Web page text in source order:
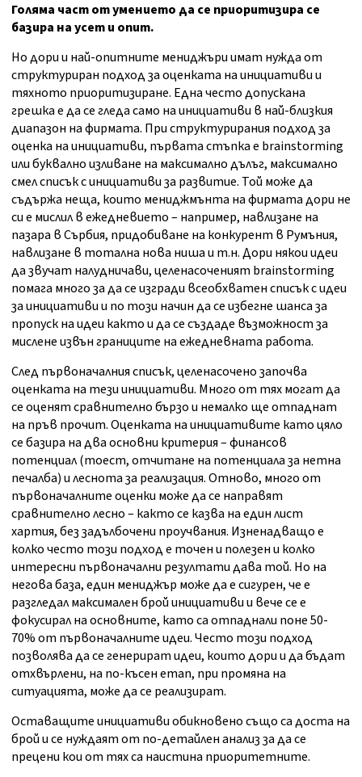
Голяма част от умението да се приоритизира се
базира на усет и опит.
Но дори и най-опитните мениджъри имат нужда от
структуриран подход за оценката на инициативи и
тяхното приоритизиране. Една често допускана
грешка е да се гледа само на инициативи в най-близкия
диапазон на фирмата. При структурирания подход за
оценка на инициативи, първата стъпка е brainstorming
или буквално изливане на максимално дълъг, максимално
смел списък с инициативи за развитие. Той може да
съдържа неща, които мениджмънта на фирмата дори не
си е мислил в ежедневието – например, навлизане на
пазара в Сърбия, придобиване на конкурент в Румъния,
навлизане в тотална нова ниша и т.н. Дори някои идеи
да звучат налудничави, целенасоченият brainstorming
помага много за да се изгради всеобхватен списък с идеи
за инициативи и по този начин да се избегне шанса за
пропуск на идеи както и да се създаде възможност за
мислене извън границите на ежедневната работа.
След първоначалния списък, целенасочено започва
оценката на тези инициативи. Много от тях могат да
се оценят сравнително бързо и немалко ще отпаднат
на пръв прочит. Оценката на инициативите като цяло
се базира на два основни критерия – финансов
потенциал (тоест, отчитане на потенциала за нетна
печалба) и леснота за реализация. Отново, много от
първоначалните оценки може да се направят
сравнително лесно – както се казва на един лист
хартия, без задълбочени проучвания. Изненадващо е
колко често този подход е точен и полезен и колко
интересни първоначални резултати дава той. Но на
негова база, един мениджър може да е сигурен, че е
разгледал максимален брой инициативи и вече се е
фокусирал на основните, като са отпаднали поне 50-
70% от първоначалните идеи. Често този подход
позволява да се генерират идеи, които дори и да бъдат
отхвърлени, на по-късен етап, при промяна на
ситуацията, може да се реализират.
Оставащите инициативи обикновено също са доста на
брой и се нуждаят от по-детайлен анализ за да се
прецени кои от тях са наистина приоритетните.